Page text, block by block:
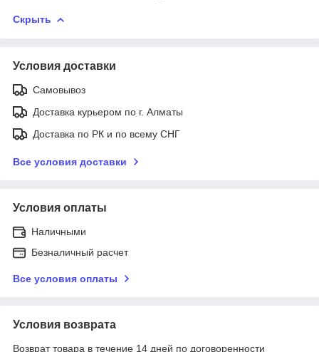
Скрыть
Условия доставки
Самовывоз
Доставка курьером по г. Алматы
Доставка по РК и по всему СНГ
Все условия доставки
Условия оплаты
Наличными
Безналичный расчет
Все условия оплаты
Условия возврата
Возврат товара в течение 14 дней по договоренности